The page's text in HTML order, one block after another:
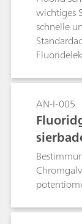
wichtiges
schnelle
AN-I-005